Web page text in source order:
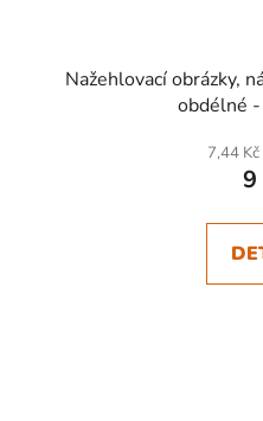
Nažehlovací obrázky,
obdélné
7,44
9